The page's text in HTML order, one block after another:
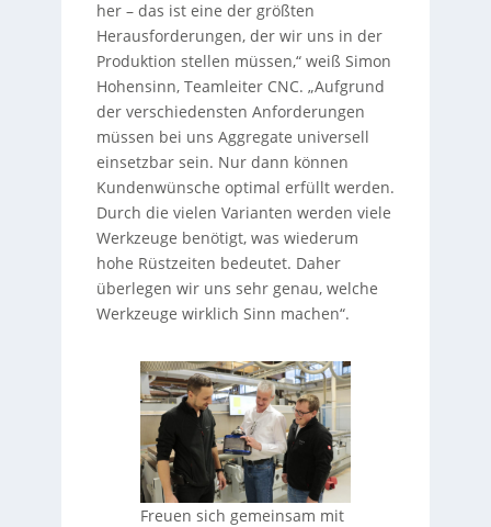
her – das ist eine der größten
Herausforderungen, der wir uns in der
Produktion stellen müssen,“ weiß Simon
Hohensinn, Teamleiter CNC. „Aufgrund
der verschiedensten Anforderungen
müssen bei uns Aggregate universell
einsetzbar sein. Nur dann können
Kundenwünsche optimal erfüllt werden.
Durch die vielen Varianten werden viele
Werkzeuge benötigt, was wiederum
hohe Rüstzeiten bedeutet. Daher
überlegen wir uns sehr genau, welche
Werkzeuge wirklich Sinn machen“.
Freuen sich gemeinsam mit